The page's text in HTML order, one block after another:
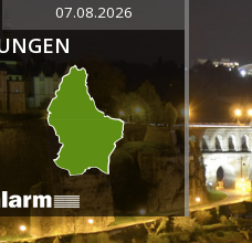
07.08.2026